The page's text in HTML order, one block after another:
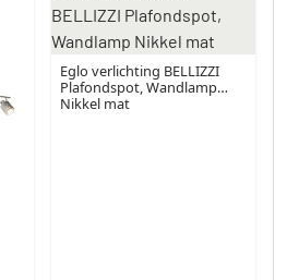
Eglo verlichting BELLIZZI
Plafondspot, Wandlamp
Nikkel mat